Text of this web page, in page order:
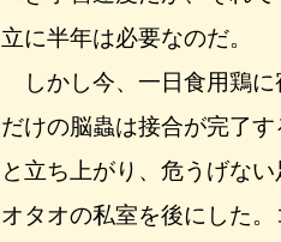
立に半年は必要なのだ。
しかし今、一日食用鶏に
だけの脳蟲は接合が完了
と立ち上がり、危うげな
オタオの私室を後にした